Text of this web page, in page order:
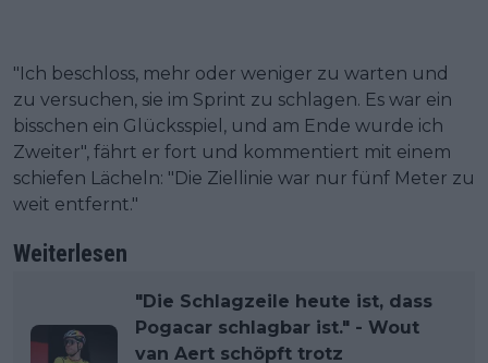
"Ich beschloss, mehr oder weniger zu warten und
zu versuchen, sie im Sprint zu schlagen. Es war ein
bisschen ein Glücksspiel, und am Ende wurde ich
Zweiter", fährt er fort und kommentiert mit einem
schiefen Lächeln: "Die Ziellinie war nur fünf Meter zu
weit entfernt."
Weiterlesen
"Die Schlagzeile heute ist, dass
Pogacar schlagbar ist." - Wout
van Aert schöpft trotz